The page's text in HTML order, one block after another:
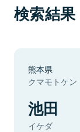
検索結果
熊本県
クマモトケン
池田
イケダ